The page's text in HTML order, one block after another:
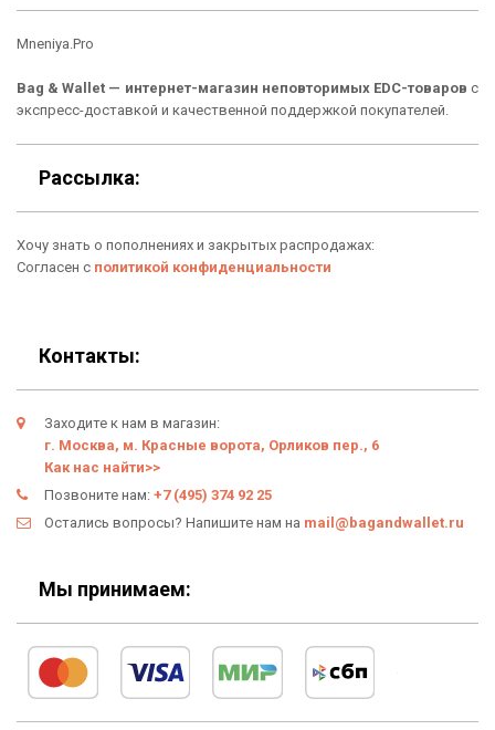
Материалы
Подарочные сертификаты
О нас
Отзывы о Bag & Wallet
Гарантия
Условия возврата
Оферта
Политика конфиденциальности
Кошельки
Сумки
Новинки
Подарки
Mneniya.Pro
Bag & Wallet — интернет-магазин неповторимых EDC-товаров с
экспресс-доставкой и качественной поддержкой покупателей.
Рассылка:
Хочу знать о пополнениях и закрытых распродажах:
Согласен с политикой конфиденциальности
Контакты:
Заходите к нам в магазин:
г. Москва, м. Красные ворота, Орликов пер., 6
Как нас найти>>
Позвоните нам: +7 (495) 374 92 25
Остались вопросы? Напишите нам на mail@bagandwallet.ru
Мы принимаем: